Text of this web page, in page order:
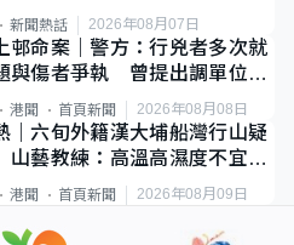
新聞熱話 2026年08月07日
邨命案｜警方：行兇者多次就
與傷者爭執 曾提出調單位已
港聞 首頁新聞 2026年08月08日
｜六旬外籍漢大埔船灣行山疑
藝教練：高溫高濕度不宜遠
港聞 首頁新聞 2026年08月09日